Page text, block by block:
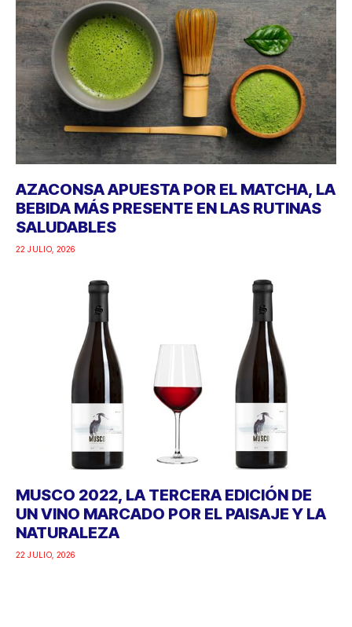
AZACONSA APUESTA POR EL MATCHA, LA
BEBIDA MÁS PRESENTE EN LAS RUTINAS
SALUDABLES
22 JULIO, 2026
MUSCO 2022, LA TERCERA EDICIÓN DE
UN VINO MARCADO POR EL PAISAJE Y LA
NATURALEZA
22 JULIO, 2026